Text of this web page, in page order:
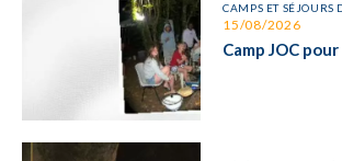
CAMPS ET SÉJOURS
15/08/2026
Camp JOC